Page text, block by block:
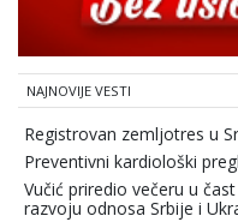
NAJNOVIJE VESTI
Registrovan zemljotres u
Preventivni kardiološki
Vučić priredio večeru u
razvoju odnosa Srbije i